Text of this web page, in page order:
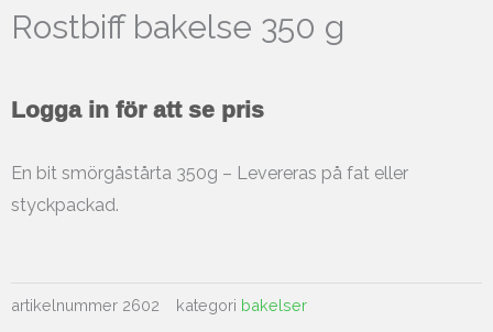
Rostbiff bakelse 350 g
Logga in för att se pris
En bit smörgåstårta 350g – Levereras på fat eller
styckpackad.
artikelnummer 2602 kategori bakelser